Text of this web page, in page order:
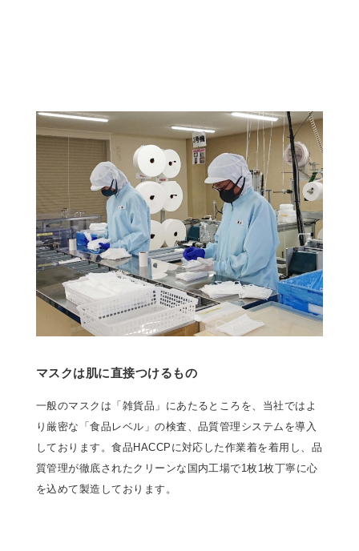
マスクは肌に直接つけるもの
一般のマスクは「雑貨品」にあたるところを、当社ではよ
り厳密な「食品レベル」の検査、品質管理システムを導入
しております。食品HACCPに対応した作業着を着用し、品
質管理が徹底されたクリーンな国内工場で1枚1枚丁寧に心
を込めて製造しております。